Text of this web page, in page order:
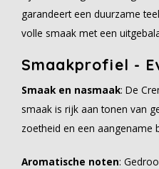
garandeert een duurzame
volle smaak met een
Smaakprofiel -
Smaak en nasmaak: De
smaak is rijk aan tonen van
zoetheid en een aangename
Aromatische noten: